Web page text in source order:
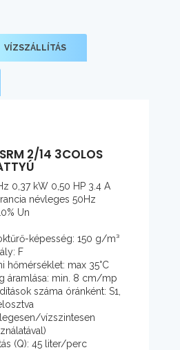
VÍZSZÁLLÍTÁS
2/14 3COLOS
0,37 kW 0,50 HP 3.4 A
névleges 50Hz
Un
képesség: 150 g/m³
F
hőmérséklet: max 35°C
áramlása: min. 8 cm/mp
száma óránként: S1,
vízszintesen
(Q): 45 liter/perc